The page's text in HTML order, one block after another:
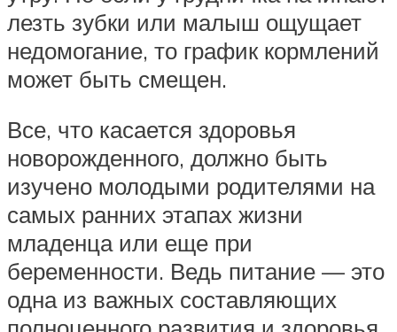
лезть зубки или малыш ощущает
недомогание, то график кормлений
может быть смещен.
Все, что касается здоровья
новорожденного, должно быть
изучено молодыми родителями на
самых ранних этапах жизни
младенца или еще при
беременности. Ведь питание — это
одна из важных составляющих